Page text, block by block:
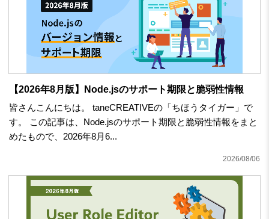
【2026年8月版】Node.jsのサポート期限と脆弱性情報
皆さんこんにちは。 taneCREATIVEの「ちほうタイガー」で
す。 この記事は、Node.jsのサポート期限と脆弱性情報をまと
めたもので、2026年8月6...
2026/08/06